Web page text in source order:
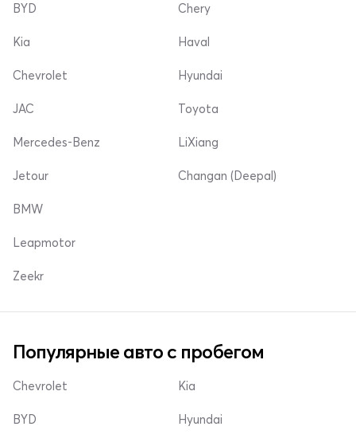
BYD
Kia
Chevrolet
Chery
Haval
Hyundai
JAC
Mercedes-Benz
Jetour
Toyota
LiXiang
Changan (Deepal)
BMW
Leapmotor
Zeekr
Популярные авто с пробегом
Chevrolet
BYD
Kia
Hyundai